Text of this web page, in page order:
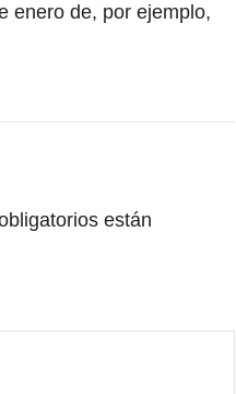
enero de, por ejemplo,
están